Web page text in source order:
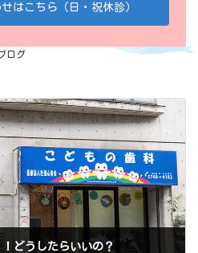
はこちら（日・祝休診）
ログ
どうしたらいいの？